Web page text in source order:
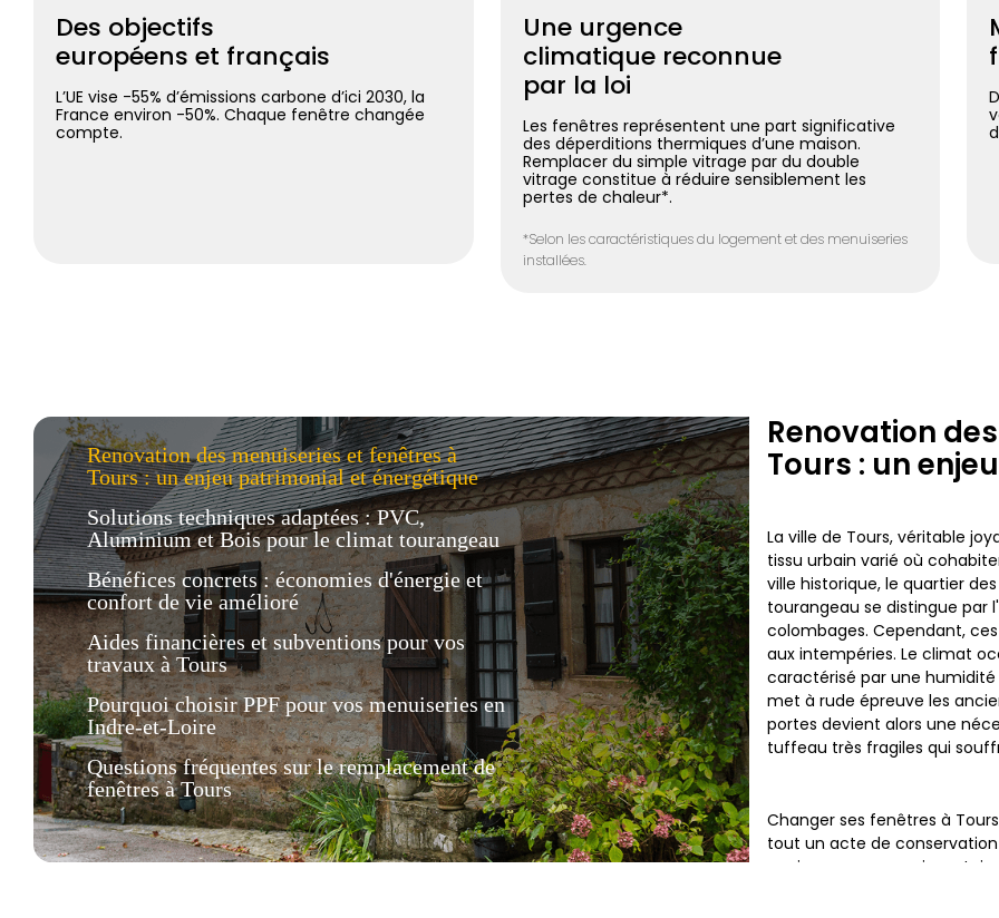
Des objectifs
européens et français
L’UE vise -55% d’émissions carbone d’ici 2030, la
France environ -50%. Chaque fenêtre changée
compte.
Une urgence
climatique reconnue
par la loi
Les fenêtres représentent une part significative
des déperditions thermiques d’une maison.
Remplacer du simple vitrage par du double
vitrage constitue à réduire sensiblement les
pertes de chaleur*.
*Selon les caractéristiques du logement et des menuiseries
installées.
Renovation des menuiseries et fenêtres à
Tours : un enjeu patrimonial et énergétique
Solutions techniques adaptées : PVC,
Aluminium et Bois pour le climat tourangeau
Bénéfices concrets : économies d'énergie et
confort de vie amélioré
Aides financières et subventions pour vos
travaux à Tours
Pourquoi choisir PPF pour vos menuiseries en
Indre-et-Loire
Questions fréquentes sur le remplacement de
fenêtres à Tours
Renovation
Tours : un
La ville de Tours, véritable
tissu urbain varié où
ville historique, le quartier
tourangeau se distingue par
colombages. Cependant,
aux intempéries. Le climat
caractérisé par une
met à rude épreuve les
portes devient alors une
tuffeau très fragiles qui
Changer ses fenêtres à
tout un acte de
anciennes, y compris